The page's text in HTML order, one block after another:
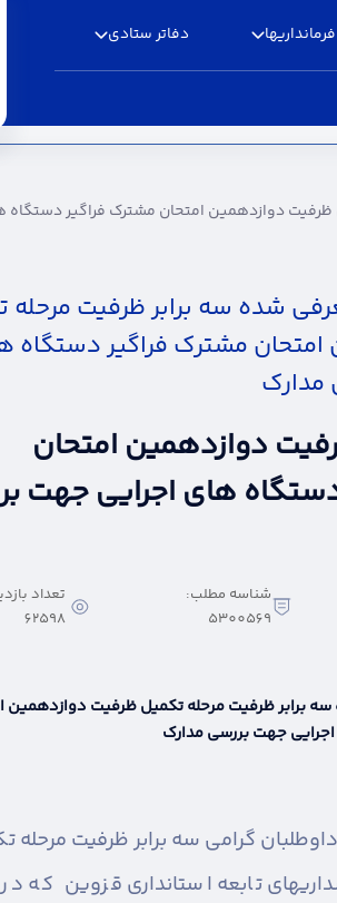
فرمانداریها دفاتر ستادی
مشترک فراگیر دستگاه
ظرفیت دوازدهمین امتحان مشترک فراگیر
شده سه برابر ظرفیت مرحله
مشترک فراگیر دستگاه
مدارک
دوازدهمین امتحان
های اجرایی جهت
شناسه مطلب:
5300569
تعداد
62598
برابر ظرفیت مرحله تکمیل ظرفیت دوازدهمین
جهت بررسی مدارک
تابعه استانداری قزوین